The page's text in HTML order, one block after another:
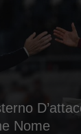
Nome